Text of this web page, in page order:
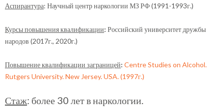
Аспирантура: Научный центр наркологии МЗ РФ (1991-1993г.)
Курсы повышения квалификации: Российский университет дружбы
народов (2017г., 2020г.)
Повышение квалификации заграницей: Centre Studies on Alcohol.
Rutgers University. New Jersey. USA. (1997г.)
Стаж: более 30 лет в наркологии.